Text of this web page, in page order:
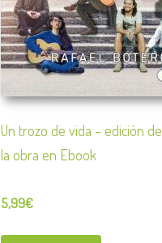
Un trozo de vida – edición de
la obra en Ebook
5,99€